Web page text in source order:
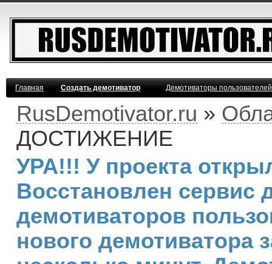
Главная Создать демотиватор Демотиваторы
RusDemotivator.ru »
ДОСТИЖЕНИЕ
УРА!!! У проекта
Восстановлен сервис
демотиваторов
нового демотиватора